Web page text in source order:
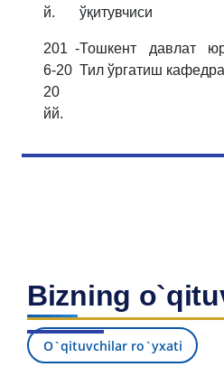
й.
ўқитувчиси
201
6-20
20
йй.
-Тошкент давлат
Тил ўргатиш
Bizning
O`qituvchilar ro`yxati